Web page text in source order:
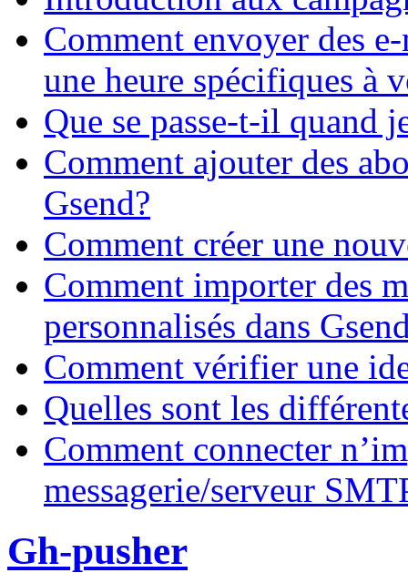
Comment envoyer des
une heure spécifiques à
Que se passe-t-il quand
Comment ajouter des
Gsend?
Comment créer une
Comment importer des
personnalisés dans
Comment vérifier une
Quelles sont les
Comment connecter
messagerie/serveur
Gh-pusher